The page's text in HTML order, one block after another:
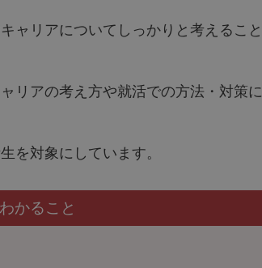
ャリアについてしっかりと考えること
リアの考え方や就活での方法・対策に
を対象にしています。
かること